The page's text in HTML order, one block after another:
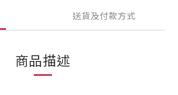
送貨及付款方式
商品描述